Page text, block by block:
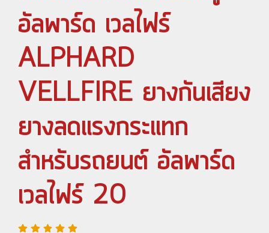
อัลพาร์ด เวลไฟร์
ALPHARD
VELLFIRE ยางกันเสียง
ยางลดแรงกระแทก
สำหรับรถยนต์ อัลพาร์ด
เวลไฟร์ 20